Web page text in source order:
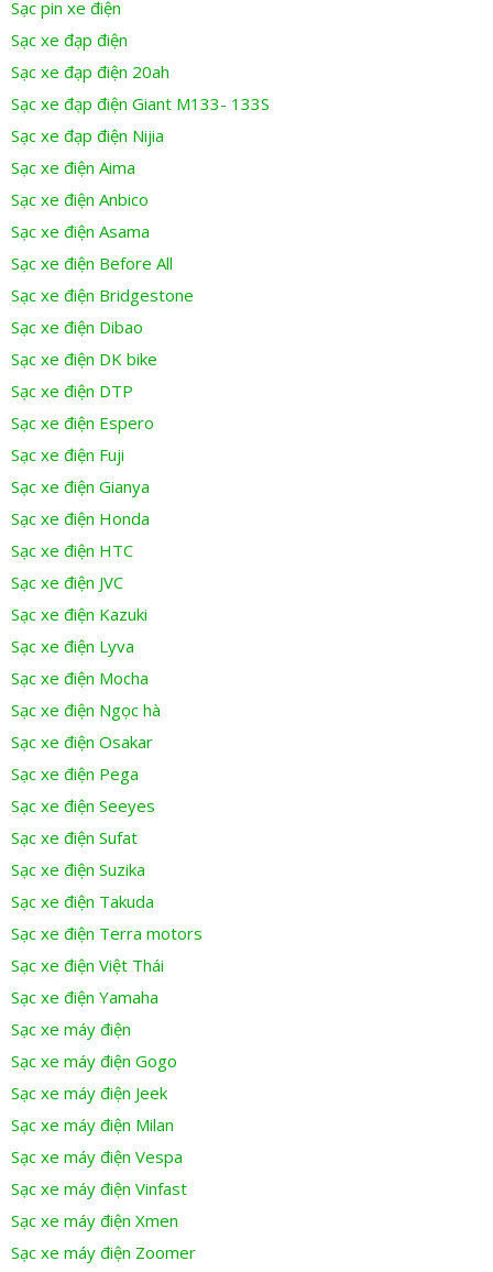
Sạc pin xe điện
Sạc xe đạp điện
Sạc xe đạp điện 20ah
Sạc xe đạp điện Giant M133- 133S
Sạc xe đạp điện Nijia
Sạc xe điện Aima
Sạc xe điện Anbico
Sạc xe điện Asama
Sạc xe điện Before All
Sạc xe điện Bridgestone
Sạc xe điện Dibao
Sạc xe điện DK bike
Sạc xe điện DTP
Sạc xe điện Espero
Sạc xe điện Fuji
Sạc xe điện Gianya
Sạc xe điện Honda
Sạc xe điện HTC
Sạc xe điện JVC
Sạc xe điện Kazuki
Sạc xe điện Lyva
Sạc xe điện Mocha
Sạc xe điện Ngọc hà
Sạc xe điện Osakar
Sạc xe điện Pega
Sạc xe điện Seeyes
Sạc xe điện Sufat
Sạc xe điện Suzika
Sạc xe điện Takuda
Sạc xe điện Terra motors
Sạc xe điện Việt Thái
Sạc xe điện Yamaha
Sạc xe máy điện
Sạc xe máy điện Gogo
Sạc xe máy điện Jeek
Sạc xe máy điện Milan
Sạc xe máy điện Vespa
Sạc xe máy điện Vinfast
Sạc xe máy điện Xmen
Sạc xe máy điện Zoomer